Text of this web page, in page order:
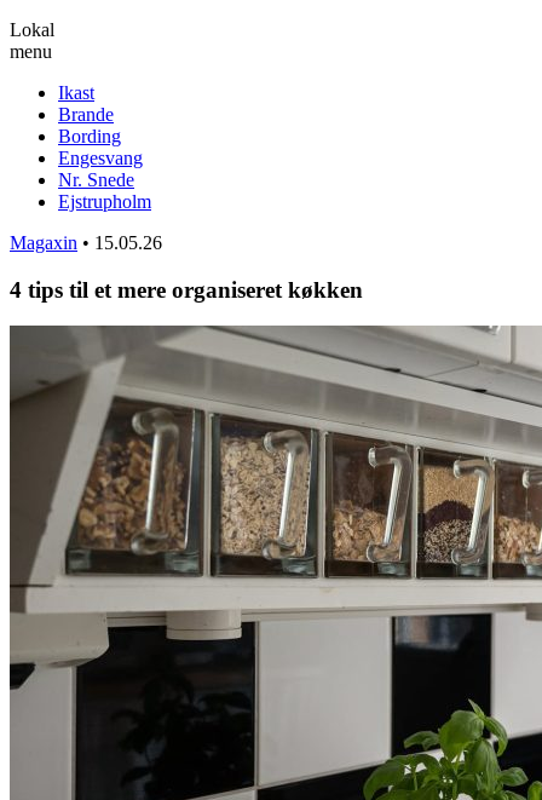
Lokal
menu
Ikast
Brande
Bording
Engesvang
Nr. Snede
Ejstrupholm
Magaxin • 15.05.26
4 tips til et mere organiseret køkken